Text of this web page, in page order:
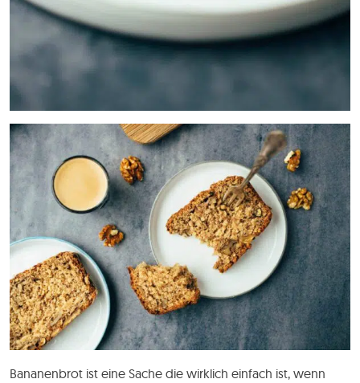
Bananenbrot ist eine Sache die wirklich einfach ist, wenn